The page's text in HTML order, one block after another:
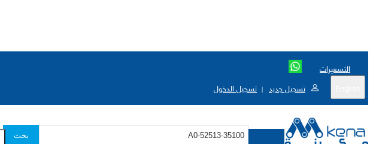
التسعيرات
تسجيل جديد | تسجيل الدخول
بحث